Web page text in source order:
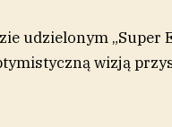
udzielonym „Super
wizją